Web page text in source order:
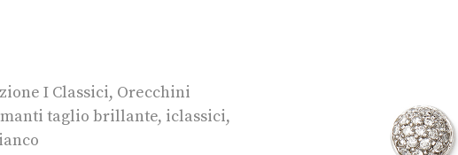
I Classici, Orecchini
taglio brillante, iclassici,